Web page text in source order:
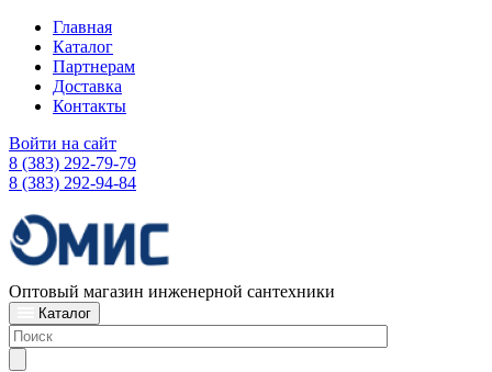
Главная
Каталог
Партнерам
Доставка
Контакты
Войти на сайт
8 (383) 292-79-79
8 (383) 292-94-84
Оптовый магазин инженерной сантехники
Каталог